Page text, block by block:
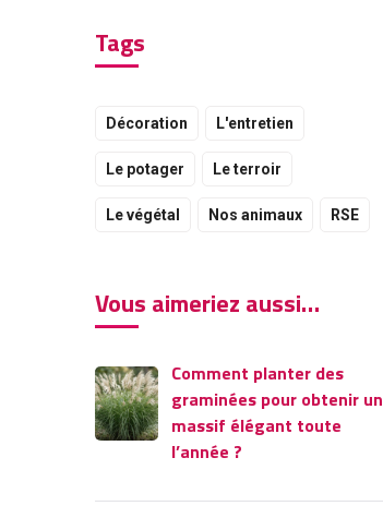
Tags
Décoration L'entretien
Le potager Le terroir
Le végétal Nos animaux RSE
Vous aimeriez aussi…
Comment planter des
graminées pour obtenir un
massif élégant toute
l’année ?